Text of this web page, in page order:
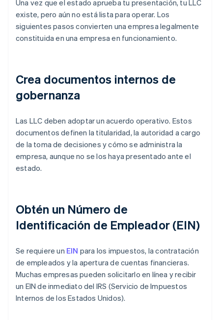
Una vez que el estado aprueba tu presentación, tu LLC
existe, pero aún no está lista para operar. Los
siguientes pasos convierten una empresa legalmente
constituida en una empresa en funcionamiento.
Crea documentos internos de
gobernanza
Las LLC deben adoptar un acuerdo operativo. Estos
documentos definen la titularidad, la autoridad a cargo
de la toma de decisiones y cómo se administra la
empresa, aunque no se los haya presentado ante el
estado.
Obtén un Número de
Identificación de Empleador (EIN)
Se requiere un EIN para los impuestos, la contratación
de empleados y la apertura de cuentas financieras.
Muchas empresas pueden solicitarlo en línea y recibir
un EIN de inmediato del IRS (Servicio de Impuestos
Internos de los Estados Unidos).